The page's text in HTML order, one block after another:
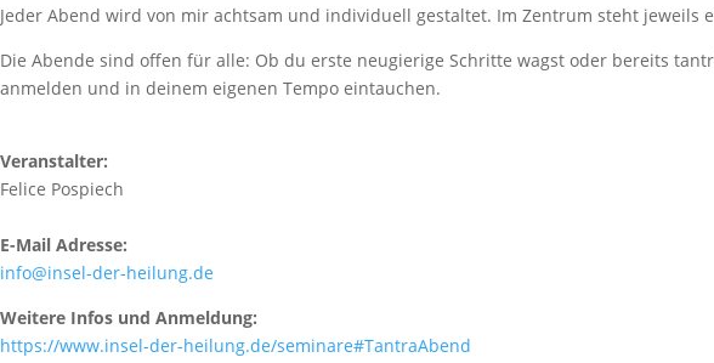
Jeder Abend wird von mir achtsam und individuell gestaltet. Im Zentrum steht
Die Abende sind offen für alle: Ob du erste neugierige Schritte wagst oder bereits
anmelden und in deinem eigenen Tempo eintauchen.
Veranstalter:
Felice Pospiech
E-Mail Adresse:
info@insel-der-heilung.de
Weitere Infos und Anmeldung:
https://www.insel-der-heilung.de/seminare#TantraAbend